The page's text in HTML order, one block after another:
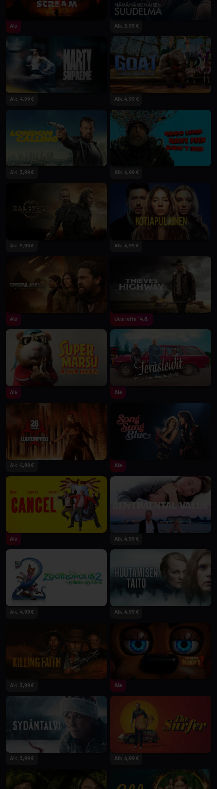
Ale Alk. 3,99 €
Alk. 4,99 € Alk. 4,99 €
Alk. 3,99 € Alk. 4,99 €
Alk. 5,99 € Alk. 4,99 €
Ale Uusi leffa 14.8.
Ale Ale
Alk. 4,99 € Ale
Ale Alk. 4,99 €
Alk. 4,99 € Alk. 4,99 €
Alk. 3,99 € Ale
Alk. 3,99 € Alk. 4,99 €